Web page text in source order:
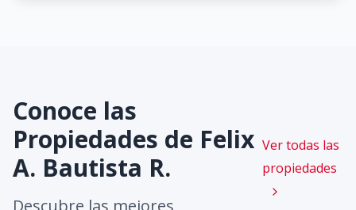
Conoce las
Propiedades de Felix
A. Bautista R.
Descubre las mejores
Ver todas las
propiedades